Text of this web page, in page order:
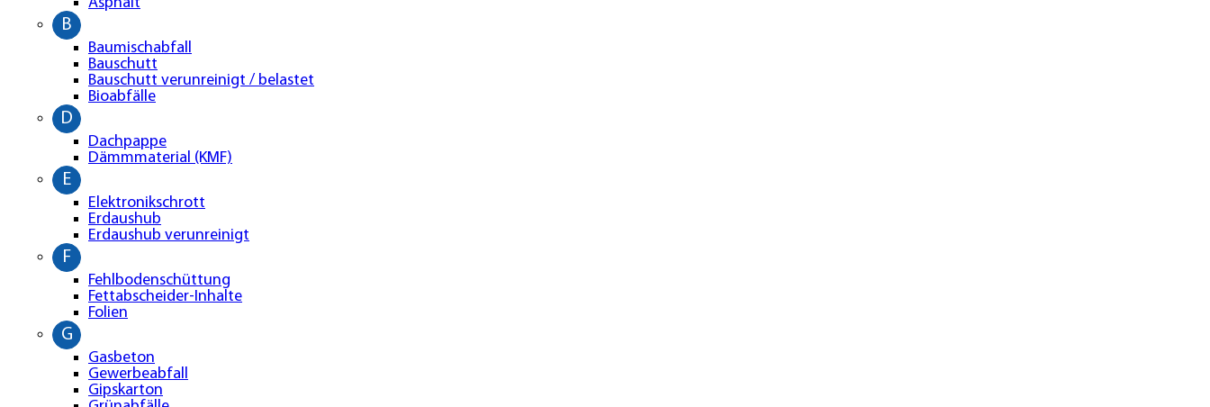
B
Baumischabfall
Bauschutt
Bauschutt verunreinigt / belastet
Bioabfälle
D
Dachpappe
Dämmmaterial (KMF)
E
Elektronikschrott
Erdaushub
Erdaushub verunreinigt
F
Fehlbodenschüttung
Fettabscheider-Inhalte
Folien
G
Gasbeton
Gewerbeabfall
Gipskarton